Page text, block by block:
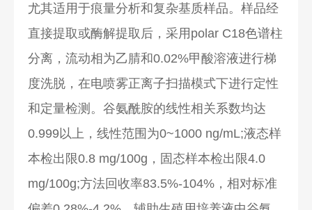
尤其适用于痕量分析和复杂基质样品。样品经
直接提取或酶解提取后，采用polar C18色谱柱
分离，流动相为乙腈和0.02%甲酸溶液进行梯
度洗脱，在电喷雾正离子扫描模式下进行定性
和定量检测。谷氨酰胺的线性相关系数均达
0.999以上，线性范围为0~1000 ng/mL;液态样
本检出限0.8 mg/100g，固态样本检出限4.0
mg/100g;方法回收率83.5%-104%，相对标准